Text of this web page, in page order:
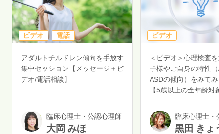
ビデオ 電話
アダルトチルドレン傾向を手放す
集中セッション【メッセージ＋ビ
デオ/電話相談】
臨床心理士・公認心理師
大岡 みほ
ビデオ
＜ビデオ＞心理検査
子様やご自身の特性
ASDの傾向）をみて
【5歳以上の全年齢対
臨床心理士・
黒田 きょ